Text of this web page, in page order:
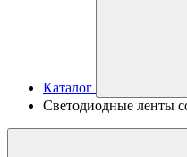
Каталог
Светодиодные ленты